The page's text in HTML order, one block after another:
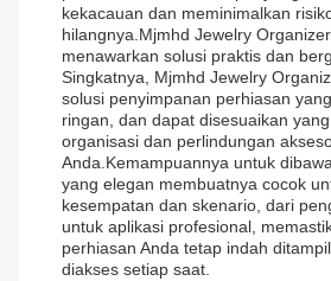
kekacauan dan meminimalkan
hilangnya.Mjmhd Jewelry
menawarkan solusi praktis dan
Singkatnya, Mjmhd Jewelry
solusi penyimpanan perhiasan
ringan, dan dapat disesuaikan
organisasi dan perlindungan
Anda.Kemampuannya untuk
yang elegan membuatnya cocok
kesempatan dan skenario, dari
untuk aplikasi profesional,
perhiasan Anda tetap indah
diakses setiap saat.